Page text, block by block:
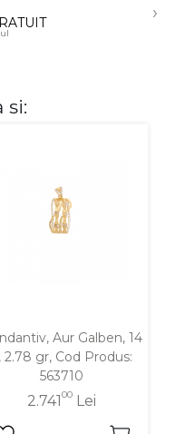
›
si:
Aur Galben, 14
2.78 gr, Cod Produs:
563710
2.74100 Lei